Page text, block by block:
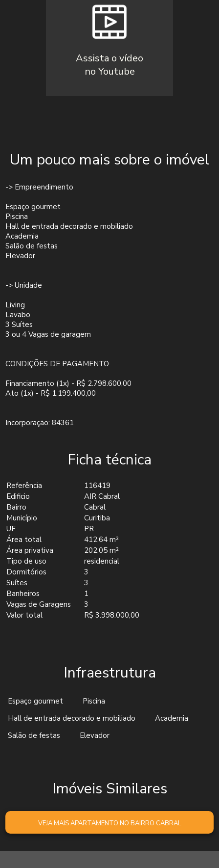
Assista o vídeo
no Youtube
Um pouco mais sobre o imóvel
-> Empreendimento
Espaço gourmet
Piscina
Hall de entrada decorado e mobiliado
Academia
Salão de festas
Elevador
-> Unidade
Living
Lavabo
3 Suítes
3 ou 4 Vagas de garagem
CONDIÇÕES DE PAGAMENTO
Financiamento (1x) - R$ 2.798.600,00
Ato (1x) - R$ 1.199.400,00
Incorporação: 84361
Ficha técnica
Referência
116419
Edificio
AIR Cabral
Bairro
Cabral
Município
Curitiba
UF
PR
Área total
412,64 m²
Área privativa
202,05 m²
Tipo de uso
residencial
Dormitórios
3
Suítes
3
Banheiros
1
Vagas de Garagens
3
Valor total
R$ 3.998.000,00
Infraestrutura
Espaço gourmet
Piscina
Hall de entrada decorado e mobiliado
Academia
Salão de festas
Elevador
Imóveis Similares
VEJA MAIS APARTAMENTO NO BAIRRO CABRAL